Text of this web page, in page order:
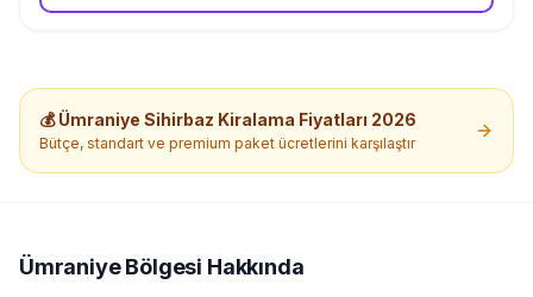
💰Ümraniye Sihirbaz Kiralama Fiyatları 2026
Bütçe, standart ve premium paket ücretlerini karşılaştır
ÜmraniyeBölgesi Hakkında